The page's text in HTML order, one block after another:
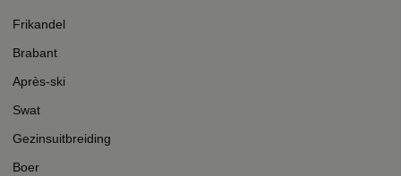
Frikandel
Brabant
Après-ski
Swat
Gezinsuitbreiding
Boer